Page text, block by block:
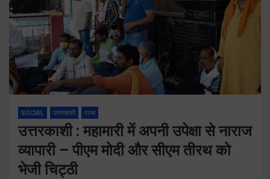
SOCIAL उत्तरकाशी राज्य
उत्तरकाशी : महामारी में अपनी उपेक्षा से नाराज
व्यापारी – पीएम मोदी और सीएम तीरथ को
भेजी चिट्ठी